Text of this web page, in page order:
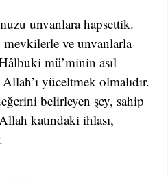
unvanlara hapsettik.
ve unvanlarla
mü’minin asıl
yüceltmek olmalıdır.
belirleyen şey, sahip
katındaki ihlası,